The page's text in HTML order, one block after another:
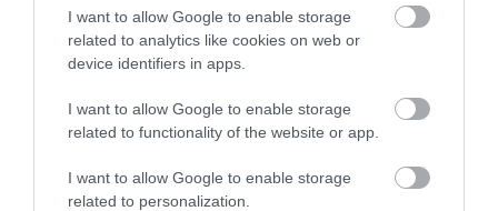
I want to allow Google to enable storage
related to analytics like cookies on web or
device identifiers in apps.
I want to allow Google to enable storage
related to functionality of the website or app.
I want to allow Google to enable storage
related to personalization.